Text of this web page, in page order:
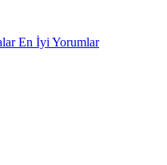
En İyi Yorumlar